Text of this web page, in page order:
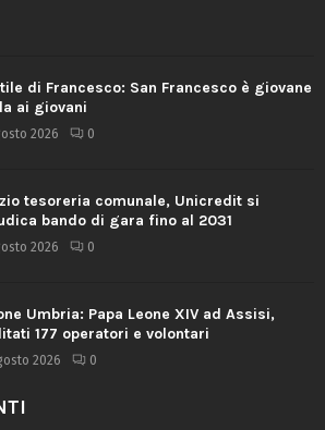
di Francesco: San Francesco è giovane
ai giovani
2026 0
tesoreria comunale, Unicredit si
bando di gara fino al 2031
2026 0
Umbria: Papa Leone XIV ad Assisi,
177 operatori e volontari
2026 0